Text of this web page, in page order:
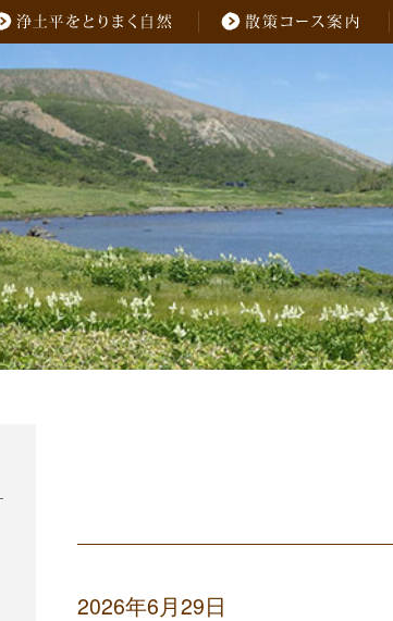
2026年6月29日